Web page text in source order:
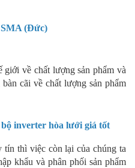
(Đức)
về chất lượng sản phẩm và
cãi về chất lượng sản phẩm
inverter hòa lưới giá tốt
thì việc còn lại của chúng ta
khẩu và phân phối sản phẩm